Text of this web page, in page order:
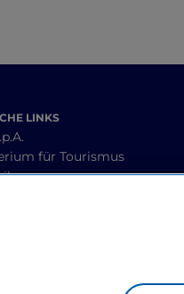
LINKS
für Tourismus
WIR IN KONTAKT